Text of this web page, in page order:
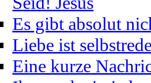
Es gibt absolut
Liebe ist
Eine kurze